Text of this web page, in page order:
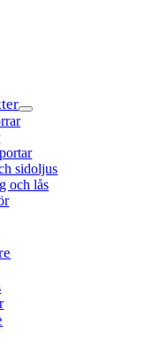
sidoljus
och lås